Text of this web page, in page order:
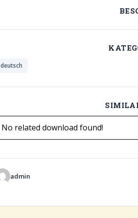
deutsch
No related download found!
admin